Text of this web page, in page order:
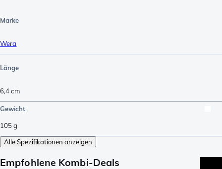
Marke
Wera
Länge
6,4cm
Gewicht
105g
Alle Spezifikationen anzeigen
Empfohlene Kombi-Deals